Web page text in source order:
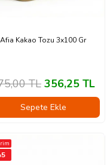
Afia Kakao Tozu 3x100 Gr
TL 356,25 TL
Sepete Ekle
5